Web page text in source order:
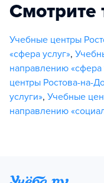
Смотрите
Учебные центры
«сфера услуг»,
направлению «сфера
центры Ростова-на-
услуги», Учебные
направлению